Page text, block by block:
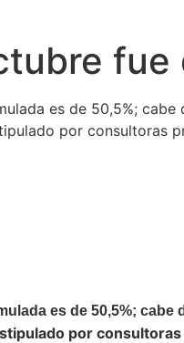
fue
es de 50,5%;
por consultoras
es de 50,5%; cabe
por